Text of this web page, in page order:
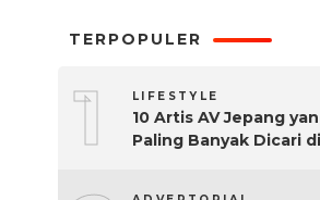
TERPOPULER
1 LIFESTYLE
10 Artis AV Jepang
Paling Banyak Dicari di